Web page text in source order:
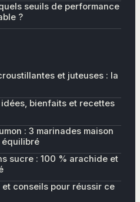
seuils de performance
?
et juteuses : la
bienfaits et recettes
: 3 marinades maison
sucre : 100 % arachide et
conseils pour réussir ce